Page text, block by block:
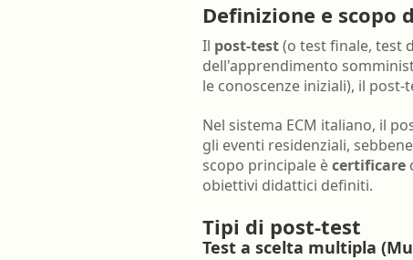
Farmacia ospedaliera
Farmacia territoriale
Igienista dentale
Definizione e scopo
Il post-test(o test finale, test
dell'apprendimento
le conoscenze iniziali), il
Nel sistema ECM italiano, il
gli eventi residenziali,
scopo principale ècertificare
obiettivi didattici definiti.
Tipi di post-test
Test a scelta multipla